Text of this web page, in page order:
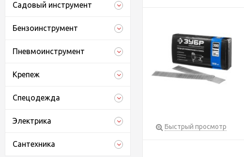
Садовый инструмент
Бензоинструмент
Пневмоинструмент
Крепеж
Спецодежда
Электрика
Сантехника
Быстрый просмотр